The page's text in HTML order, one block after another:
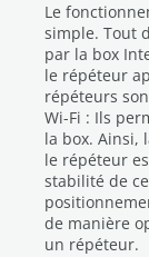
Le
simple. Tout
par la box
le répéteur
répéteurs
Wi-Fi : Ils
la box. Ainsi,
le répéteur
stabilité de
de manière
un répéteur.